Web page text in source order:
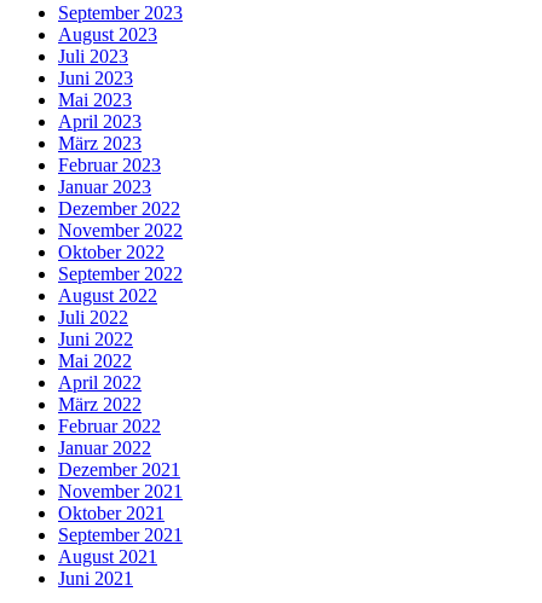
September 2023
August 2023
Juli 2023
Juni 2023
Mai 2023
April 2023
März 2023
Februar 2023
Januar 2023
Dezember 2022
November 2022
Oktober 2022
September 2022
August 2022
Juli 2022
Juni 2022
Mai 2022
April 2022
März 2022
Februar 2022
Januar 2022
Dezember 2021
November 2021
Oktober 2021
September 2021
August 2021
Juni 2021